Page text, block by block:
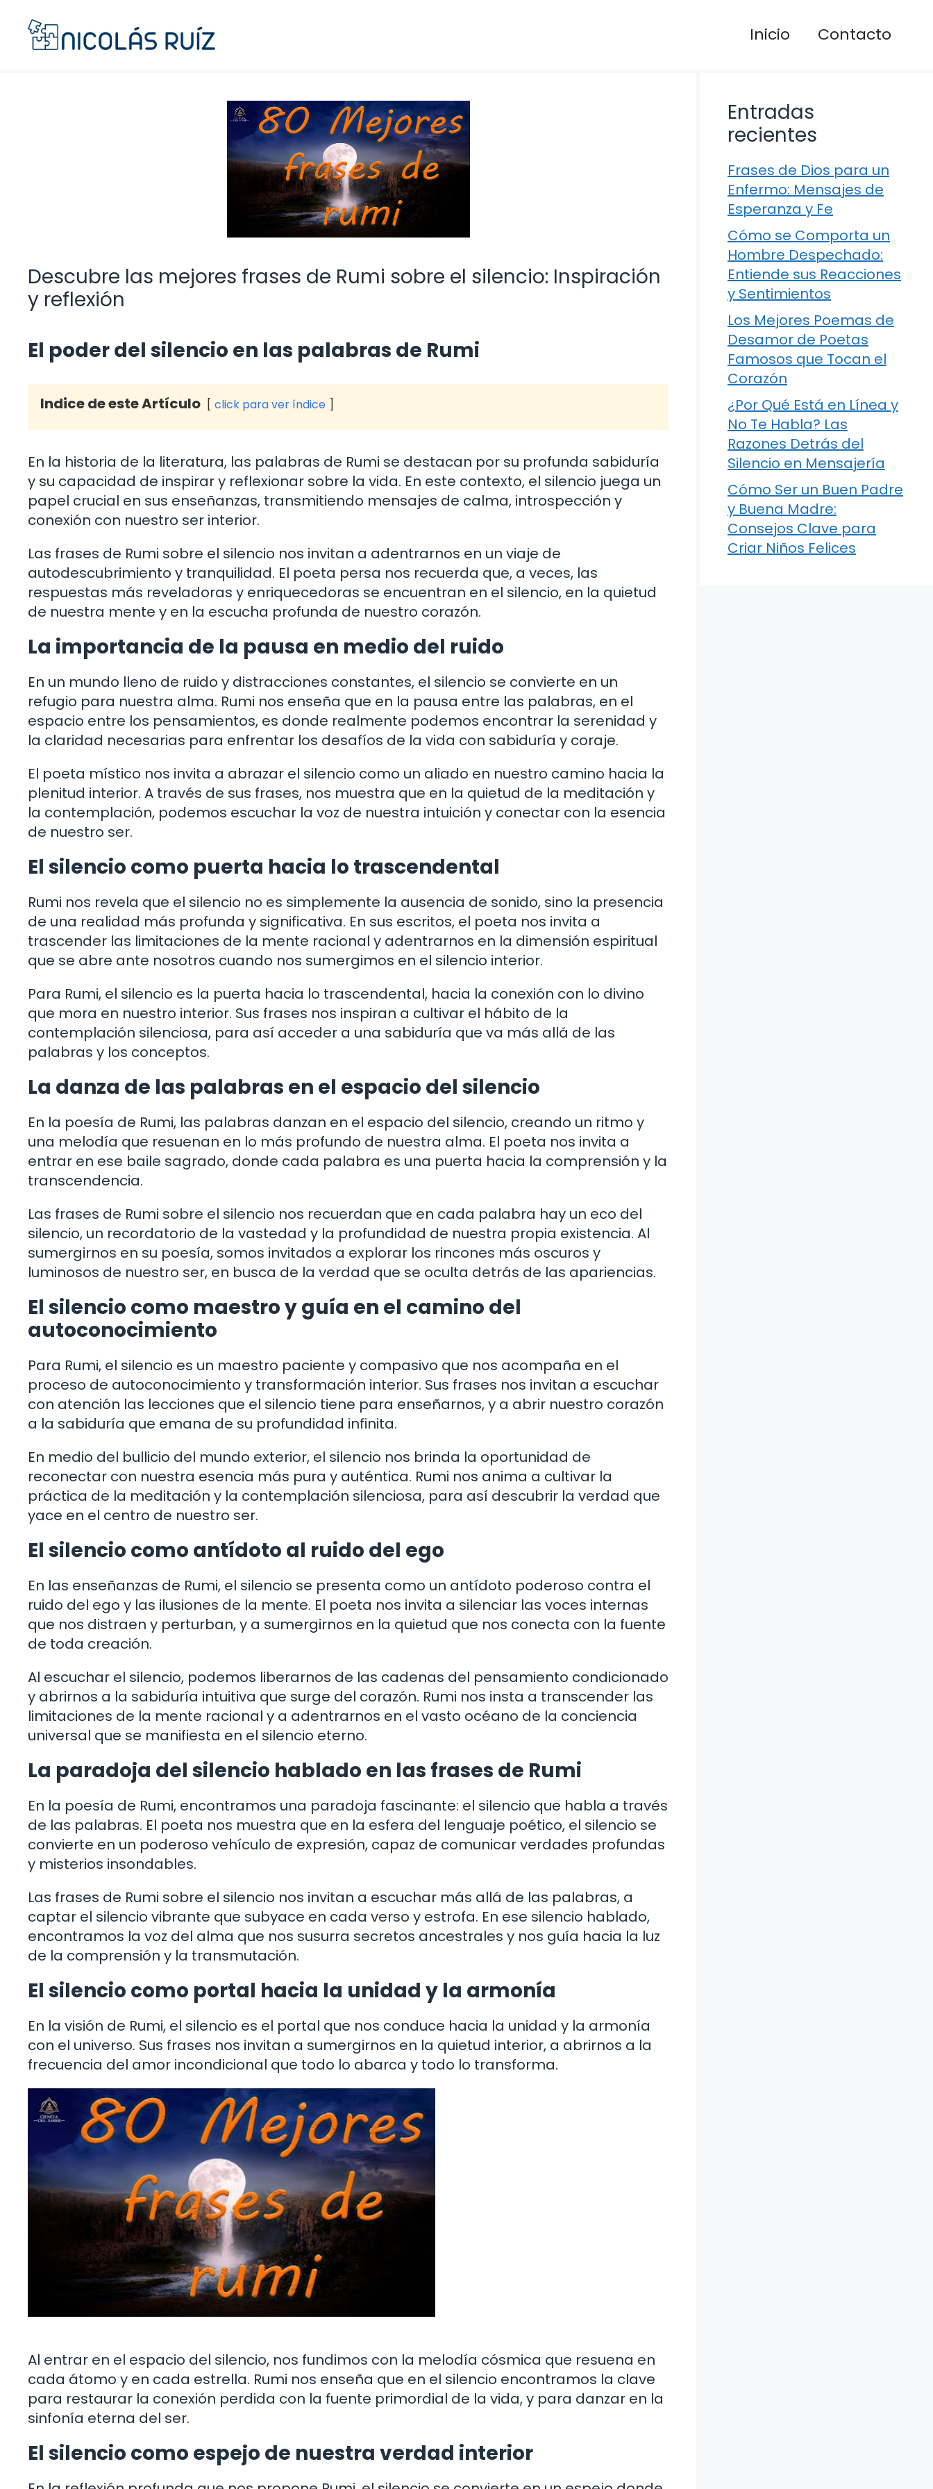
contenido
Inicio Contacto
Descubre las mejores frases de Rumi sobre el silencio: Inspiración
y reflexión
El poder del silencio en las palabras de Rumi
Indice de este Artículo click para ver índice
En la historia de la literatura, las palabras de Rumi se destacan por su profunda sabiduría
y su capacidad de inspirar y reflexionar sobre la vida. En este contexto, el silencio juega un
papel crucial en sus enseñanzas, transmitiendo mensajes de calma, introspección y
conexión con nuestro ser interior.
Las frases de Rumi sobre el silencio nos invitan a adentrarnos en un viaje de
autodescubrimiento y tranquilidad. El poeta persa nos recuerda que, a veces, las
respuestas más reveladoras y enriquecedoras se encuentran en el silencio, en la quietud
de nuestra mente y en la escucha profunda de nuestro corazón.
La importancia de la pausa en medio del ruido
En un mundo lleno de ruido y distracciones constantes, el silencio se convierte en un
refugio para nuestra alma. Rumi nos enseña que en la pausa entre las palabras, en el
espacio entre los pensamientos, es donde realmente podemos encontrar la serenidad y
la claridad necesarias para enfrentar los desafíos de la vida con sabiduría y coraje.
El poeta místico nos invita a abrazar el silencio como un aliado en nuestro camino hacia la
plenitud interior. A través de sus frases, nos muestra que en la quietud de la meditación y
la contemplación, podemos escuchar la voz de nuestra intuición y conectar con la esencia
de nuestro ser.
El silencio como puerta hacia lo trascendental
Rumi nos revela que el silencio no es simplemente la ausencia de sonido, sino la presencia
de una realidad más profunda y significativa. En sus escritos, el poeta nos invita a
trascender las limitaciones de la mente racional y adentrarnos en la dimensión espiritual
que se abre ante nosotros cuando nos sumergimos en el silencio interior.
Para Rumi, el silencio es la puerta hacia lo trascendental, hacia la conexión con lo divino
que mora en nuestro interior. Sus frases nos inspiran a cultivar el hábito de la
contemplación silenciosa, para así acceder a una sabiduría que va más allá de las
palabras y los conceptos.
La danza de las palabras en el espacio del silencio
En la poesía de Rumi, las palabras danzan en el espacio del silencio, creando un ritmo y
una melodía que resuenan en lo más profundo de nuestra alma. El poeta nos invita a
entrar en ese baile sagrado, donde cada palabra es una puerta hacia la comprensión y la
transcendencia.
Las frases de Rumi sobre el silencio nos recuerdan que en cada palabra hay un eco del
silencio, un recordatorio de la vastedad y la profundidad de nuestra propia existencia. Al
sumergirnos en su poesía, somos invitados a explorar los rincones más oscuros y
luminosos de nuestro ser, en busca de la verdad que se oculta detrás de las apariencias.
El silencio como maestro y guía en el camino del
autoconocimiento
Para Rumi, el silencio es un maestro paciente y compasivo que nos acompaña en el
proceso de autoconocimiento y transformación interior. Sus frases nos invitan a escuchar
con atención las lecciones que el silencio tiene para enseñarnos, y a abrir nuestro corazón
a la sabiduría que emana de su profundidad infinita.
En medio del bullicio del mundo exterior, el silencio nos brinda la oportunidad de
reconectar con nuestra esencia más pura y auténtica. Rumi nos anima a cultivar la
práctica de la meditación y la contemplación silenciosa, para así descubrir la verdad que
yace en el centro de nuestro ser.
El silencio como antídoto al ruido del ego
En las enseñanzas de Rumi, el silencio se presenta como un antídoto poderoso contra el
ruido del ego y las ilusiones de la mente. El poeta nos invita a silenciar las voces internas
que nos distraen y perturban, y a sumergirnos en la quietud que nos conecta con la fuente
de toda creación.
Al escuchar el silencio, podemos liberarnos de las cadenas del pensamiento condicionado
y abrirnos a la sabiduría intuitiva que surge del corazón. Rumi nos insta a transcender las
limitaciones de la mente racional y a adentrarnos en el vasto océano de la conciencia
universal que se manifiesta en el silencio eterno.
La paradoja del silencio hablado en las frases de Rumi
En la poesía de Rumi, encontramos una paradoja fascinante: el silencio que habla a través
de las palabras. El poeta nos muestra que en la esfera del lenguaje poético, el silencio se
convierte en un poderoso vehículo de expresión, capaz de comunicar verdades profundas
y misterios insondables.
Las frases de Rumi sobre el silencio nos invitan a escuchar más allá de las palabras, a
captar el silencio vibrante que subyace en cada verso y estrofa. En ese silencio hablado,
encontramos la voz del alma que nos susurra secretos ancestrales y nos guía hacia la luz
de la comprensión y la transmutación.
El silencio como portal hacia la unidad y la armonía
En la visión de Rumi, el silencio es el portal que nos conduce hacia la unidad y la armonía
con el universo. Sus frases nos invitan a sumergirnos en la quietud interior, a abrirnos a la
frecuencia del amor incondicional que todo lo abarca y todo lo transforma.
Al entrar en el espacio del silencio, nos fundimos con la melodía cósmica que resuena en
cada átomo y en cada estrella. Rumi nos enseña que en el silencio encontramos la clave
para restaurar la conexión perdida con la fuente primordial de la vida, y para danzar en la
sinfonía eterna del ser.
El silencio como espejo de nuestra verdad interior
Entradas
recientes
Frases de Dios para un
Enfermo: Mensajes de
Esperanza y Fe
Cómo se Comporta un
Hombre Despechado:
Entiende sus Reacciones
y Sentimientos
Los Mejores Poemas de
Desamor de Poetas
Famosos que Tocan el
Corazón
¿Por Qué Está en Línea y
No Te Habla? Las
Razones Detrás del
Silencio en Mensajería
Cómo Ser un Buen Padre
y Buena Madre:
Consejos Clave para
Criar Niños Felices